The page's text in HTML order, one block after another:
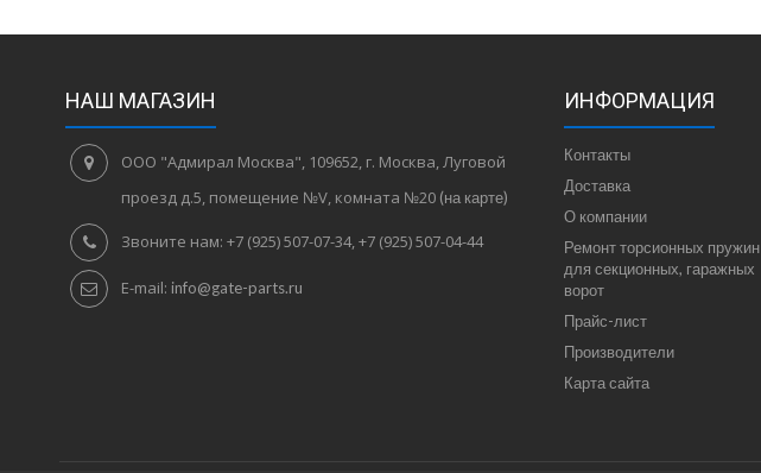
НАШ МАГАЗИН
ООО "Адмирал Москва", 109652, г. Москва, Луговой
проезд д.5, помещение №V, комната №20 (на карте)
Звоните нам: +7 (925) 507-07-34, +7 (925) 507-04-44
E-mail: info@gate-parts.ru
ИНФОРМАЦИЯ
Контакты
Доставка
О компании
Ремонт торсионных пружин
для секционных, гаражных
ворот
Прайс-лист
Производители
Карта сайта